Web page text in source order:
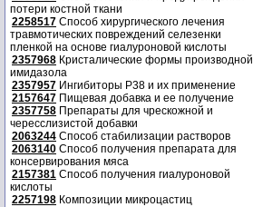
потери костной ткани
2258517 Способ хирургического лечения
травмотических повреждений селезенки
пленкой на основе гиалуроновой кислоты
2357968 Кристалические формы производной
имидазола
2357957 Ингибиторы P38 и их применение
2157647 Пищевая добавка и ее получение
2357758 Препараты для чрескожной и
чересслизистой добавки
2063244 Способ стабилизации растворов
2063140 Способ получения препарата для
консервирования мяса
2157381 Способ получения гиалуроновой
кислоты
2257198 Композиции микроцастиц